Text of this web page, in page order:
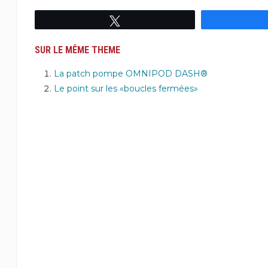
SUR LE MÊME THEME
La patch pompe OMNIPOD DASH®
Le point sur les «boucles fermées»